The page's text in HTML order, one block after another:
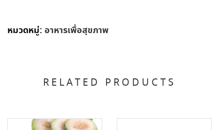
หมวดหมู่: อาหารเพื่อสุขภาพ
RELATED PRODUCTS